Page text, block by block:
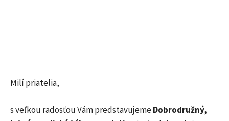
Milí priatelia,
s veľkou radosťou Vám predstavujemeDobrodružný,